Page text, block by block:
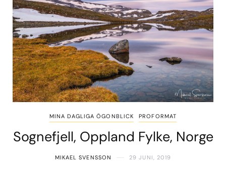
MINA DAGLIGA ÖGONBLICK PROFORMAT
Sognefjell, Oppland Fylke, Norge
MIKAEL SVENSSON 29 JUNI, 2019